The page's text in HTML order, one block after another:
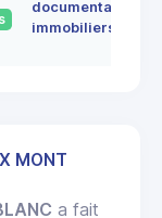
documentation
immobiliers
MONT
a fait